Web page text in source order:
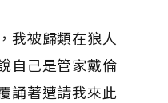
我被歸類在狼人
自己是管家戴倫
誦著遭請我來此